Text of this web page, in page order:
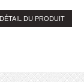
DÉTAIL DU PRODUIT